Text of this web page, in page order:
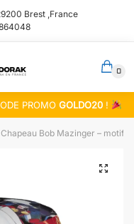
Brest ,France
0
PROMOGOLDO20 !
Chapeau Bob Mazinger – motifs